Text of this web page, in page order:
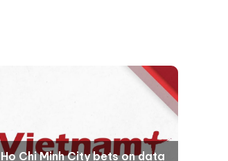
Ho Chi Minh City bets on data